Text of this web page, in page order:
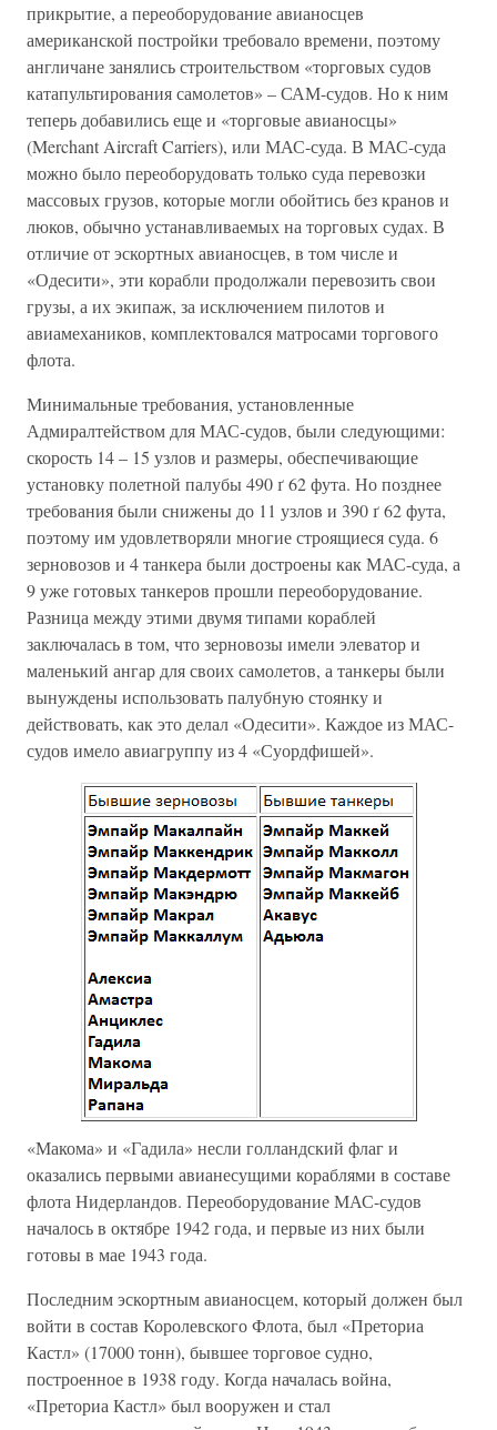
прикрытие, а переоборудование авианосцев
американской постройки требовало времени, поэтому
англичане занялись строительством «торговых судов
катапультирования самолетов» – САМ-судов. Но к ним
теперь добавились еще и «торговые авианосцы»
(Merchant Aircraft Carriers), или МАС-суда. В МАС-суда
можно было переоборудовать только суда перевозки
массовых грузов, которые могли обойтись без кранов и
люков, обычно устанавливаемых на торговых судах. В
отличие от эскортных авианосцев, в том числе и
«Одесити», эти корабли продолжали перевозить свои
грузы, а их экипаж, за исключением пилотов и
авиамехаников, комплектовался матросами торгового
флота.
Минимальные требования, установленные
Адмиралтейством для МАС-судов, были следующими:
скорость 14 – 15 узлов и размеры, обеспечивающие
установку полетной палубы 490 ґ 62 фута. Но позднее
требования были снижены до 11 узлов и 390 ґ 62 фута,
поэтому им удовлетворяли многие строящиеся суда. 6
зерновозов и 4 танкера были достроены как МАС-суда, а
9 уже готовых танкеров прошли переоборудование.
Разница между этими двумя типами кораблей
заключалась в том, что зерновозы имели элеватор и
маленький ангар для своих самолетов, а танкеры были
вынуждены использовать палубную стоянку и
действовать, как это делал «Одесити». Каждое из МАС-
судов имело авиагруппу из 4 «Суордфишей».
«Макома» и «Гадила» несли голландский флаг и
оказались первыми авианесущими кораблями в составе
флота Нидерландов. Переоборудование МАС-судов
началось в октябре 1942 года, и первые из них были
готовы в мае 1943 года.
Последним эскортным авианосцем, который должен был
войти в состав Королевского Флота, был «Преториа
Кастл» (17000 тонн), бывшее торговое судно,
построенное в 1938 году. Когда началась война,
«Преториа Кастл» был вооружен и стал